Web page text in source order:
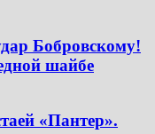
Бобровскому!
шайбе
«Пантер».